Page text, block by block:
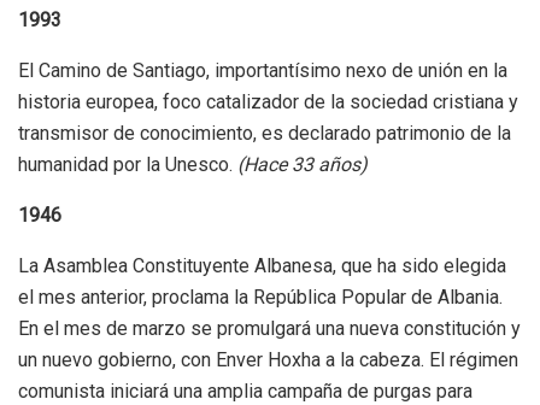
1993
El Camino de Santiago, importantísimo nexo de unión en la
historia europea, foco catalizador de la sociedad cristiana y
transmisor de conocimiento, es declarado patrimonio de la
humanidad por la Unesco. (Hace 33 años)
1946
La Asamblea Constituyente Albanesa, que ha sido elegida
el mes anterior, proclama la República Popular de Albania.
En el mes de marzo se promulgará una nueva constitución y
un nuevo gobierno, con Enver Hoxha a la cabeza. El régimen
comunista iniciará una amplia campaña de purgas para